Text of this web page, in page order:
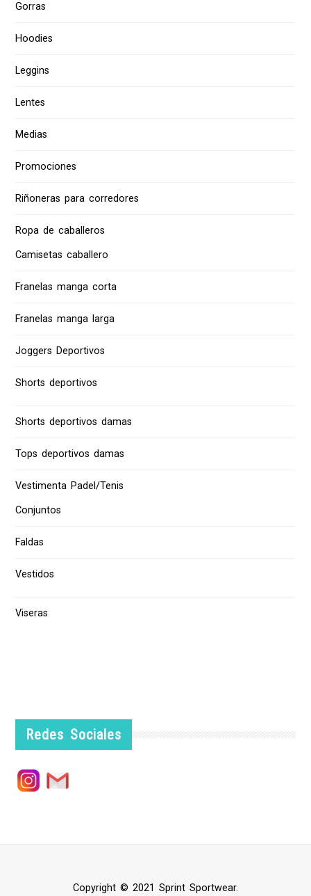
Gorras
Hoodies
Leggins
Lentes
Medias
Promociones
Riñoneras para corredores
Ropa de caballeros
Camisetas caballero
Franelas manga corta
Franelas manga larga
Joggers Deportivos
Shorts deportivos
Shorts deportivos damas
Tops deportivos damas
Vestimenta Padel/Tenis
Conjuntos
Faldas
Vestidos
Viseras
Redes Sociales
Copyright © 2021 Sprint Sportwear.